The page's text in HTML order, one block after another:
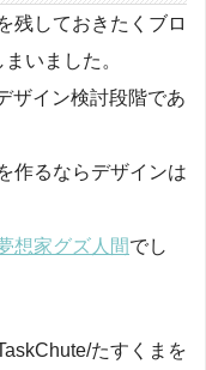
残しておきたくブロ
いました。
ザイン検討段階であ
作るならデザインは
想家グズ人間でし
たすくまを